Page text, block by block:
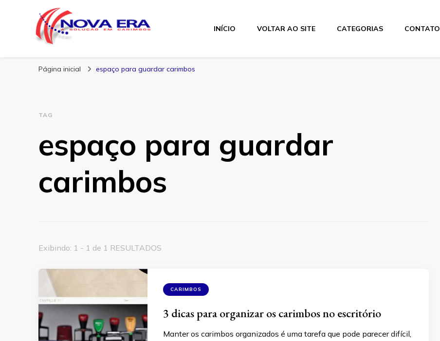
Nova Era Carimbos
INÍCIO VOLTAR AO SITE CATEGORIAS CONTATO
Página inicial espaço para guardar carimbos
TAG
espaço para guardar
carimbos
Exibindo: 1 - 1 de 1 RESULTADOS
CARIMBOS
3 dicas para organizar os carimbos no escritório
Manter os carimbos organizados é uma tarefa que pode parecer difícil,